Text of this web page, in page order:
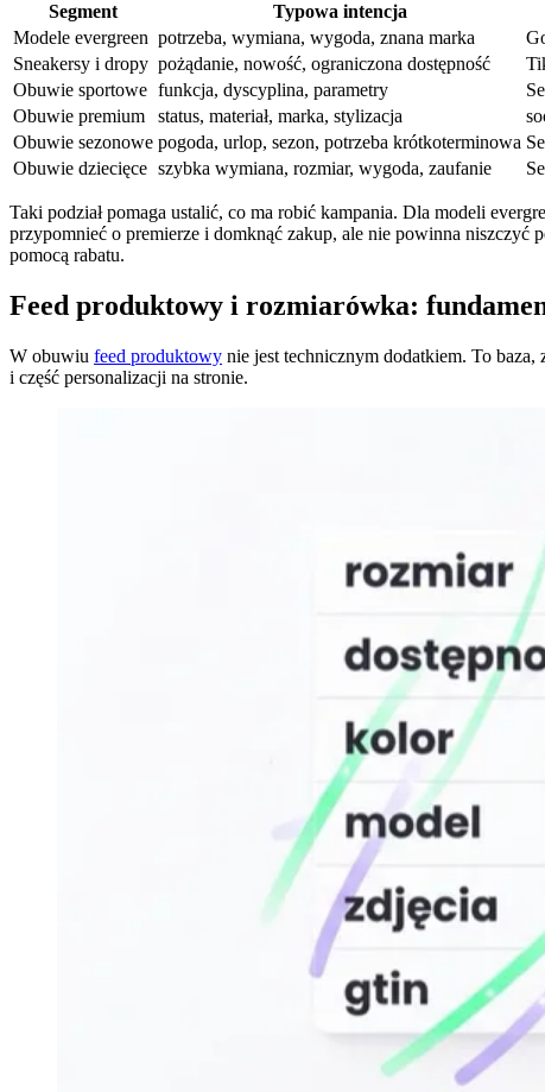
Segment Typowa intencja
Modele evergreen potrzeba, wymiana, wygoda, znana marka
Sneakersy i dropy pożądanie, nowość, ograniczona dostępność
Obuwie sportowe funkcja, dyscyplina, parametry
Obuwie premium
status, materiał, marka, stylizacja
Obuwie sezonowe pogoda, urlop, sezon, potrzeba krótkoterminowa
Obuwie dziecięce szybka wymiana, rozmiar, wygoda, zaufanie
Taki podział pomaga ustalić, co ma robić kampania. Dla modeli
przypomnieć o premierze i domknąć zakup, ale nie powinna niszczyć
pomocą rabatu.
Feed produktowy i rozmiarówka:
W obuwiu feed produktowy nie jest technicznym dodatkiem. To
i część personalizacji na stronie.